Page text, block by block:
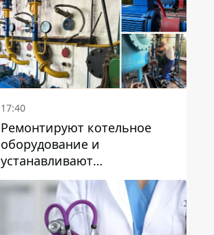
17:40
Ремонтируют котельное
оборудование и
устанавливают
генераторные установки:
как в Днепре готовятся к
отопительному сезону